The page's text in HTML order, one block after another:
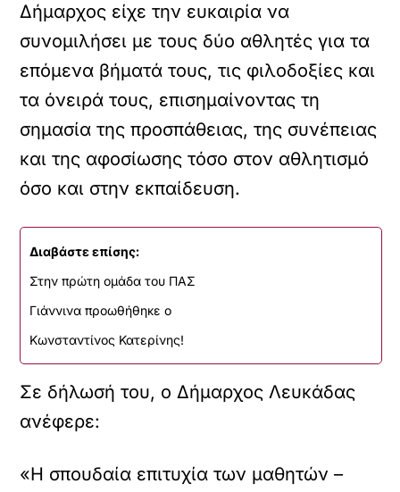
Δήμαρχος είχε την ευκαιρία να
συνομιλήσει με τους δύο αθλητές για τα
επόμενα βήματά τους, τις φιλοδοξίες και
τα όνειρά τους, επισημαίνοντας τη
σημασία της προσπάθειας, της συνέπειας
και της αφοσίωσης τόσο στον αθλητισμό
όσο και στην εκπαίδευση.
Διαβάστε επίσης:
Στην πρώτη ομάδα του ΠΑΣ
Γιάννινα προωθήθηκε ο
Κωνσταντίνος Κατερίνης!
Σε δήλωσή του, ο Δήμαρχος Λευκάδας
ανέφερε:
«Η σπουδαία επιτυχία των μαθητών –